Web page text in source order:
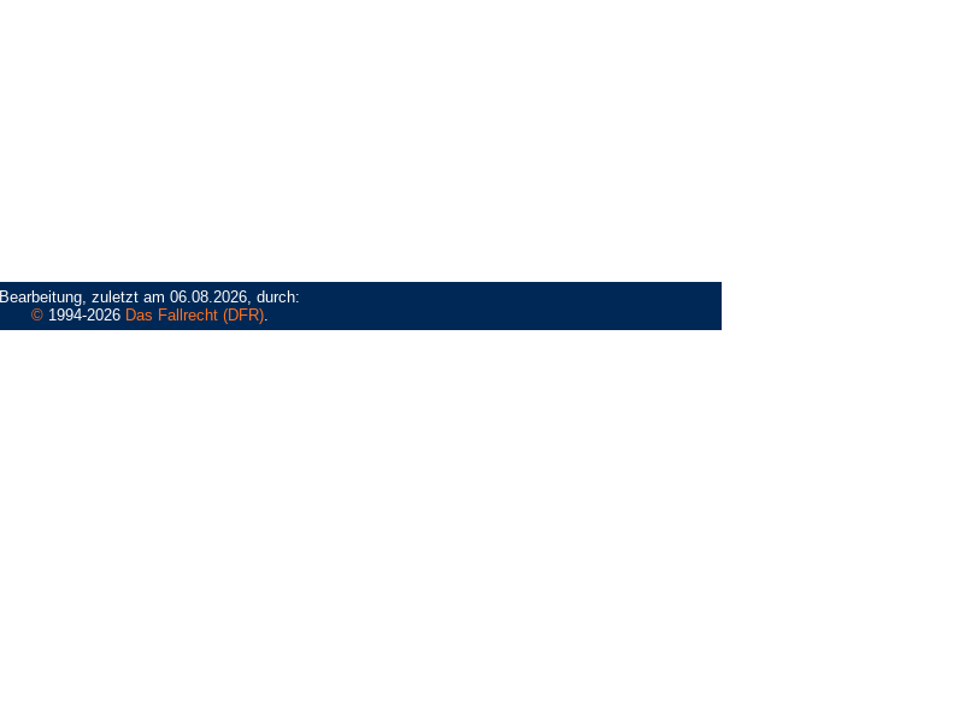
Bearbeitung, zuletzt am 06.08.2026, durch:
©1994-2026 Das Fallrecht (DFR).